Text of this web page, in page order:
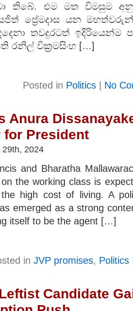
තිබේ. එම මත විමසුම
ප්‍රේමදාස යන
තවදුරටත් ඉදිරියෙන්ම
රනිල් වික්‍රමසිංහ […]
Posted in Politics | No
Anura
for President
29th, 2024
and Bharatha
on the working class is
high cost of living. A
emerged as a strong
itself to be the agent […]
in JVP promises, Politics
Candidate